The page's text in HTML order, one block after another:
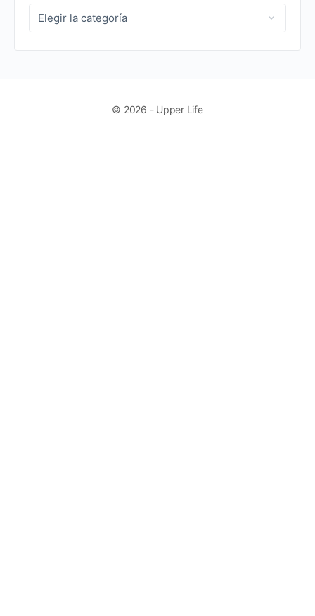
CATEGORIAS
BLOG
© 2026 - Upper Life